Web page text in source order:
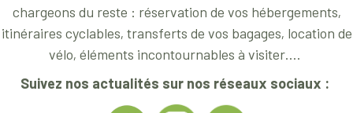
chargeons du reste : réservation de vos hébergements,
itinéraires cyclables, transferts de vos bagages, location de
vélo, éléments incontournables à visiter….
Suivez nos actualités sur nos réseaux sociaux :